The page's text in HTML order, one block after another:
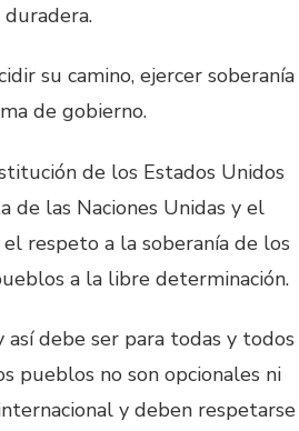
su camino, ejercer soberanía
de gobierno.
de los Estados Unidos
de las Naciones Unidas y el
respeto a la soberanía de los
a la libre determinación.
debe ser para todas y todos
pueblos no son opcionales ni
y deben respetarse